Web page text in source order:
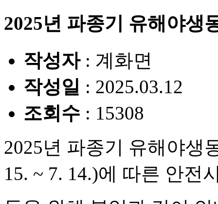
2025년 파종기 유해야생
작성자: 계화면
작성일 : 2025.03.12
조회수 : 15308
2025년 파종기 유해야생
15. ~ 7. 14.)에 따른 안전